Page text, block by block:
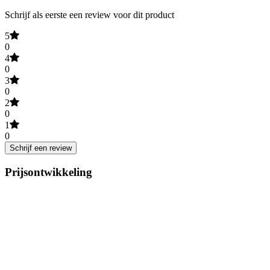
Schrijf als eerste een review voor dit product
5
0
4
0
3
0
2
0
1
0
Schrijf een review
Prijsontwikkeling